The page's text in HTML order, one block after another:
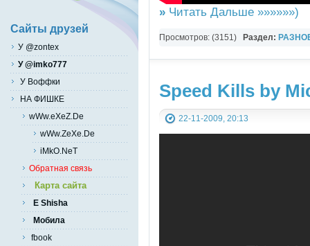
» Читать Дальше »»»»»»)
Просмотров: (3151) Раздел:
Speed Kills by
22-11-2009, 20:13
Сайты друзей
У @zontex
У @imko777
У Воффки
НА ФИШКЕ
wWw.eXeZ.De
wWw.ZeXe.De
iMkO.NeT
Обратная связь
Карта сайта
E Shisha
Мобила
fbook